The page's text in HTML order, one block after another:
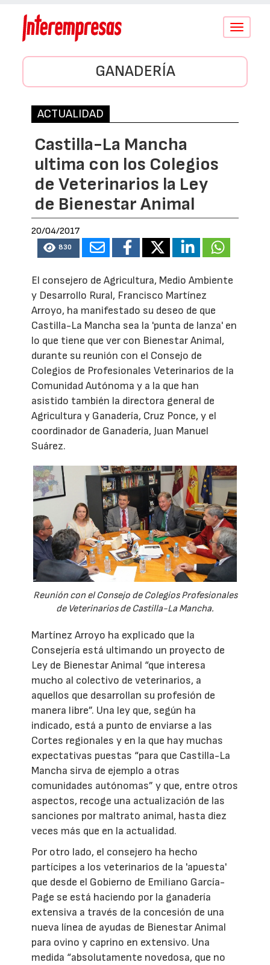
Conmutar
GANADERÍA
ACTUALIDAD
Castilla-La Mancha
ultima con los Colegios
de Veterinarios la Ley
de Bienestar Animal
20/04/2017
830
El consejero de Agricultura, Medio Ambiente
y Desarrollo Rural, Francisco Martínez
Arroyo, ha manifestado su deseo de que
Castilla-La Mancha sea la 'punta de lanza' en
lo que tiene que ver con Bienestar Animal,
durante su reunión con el Consejo de
Colegios de Profesionales Veterinarios de la
Comunidad Autónoma y a la que han
asistido también la directora general de
Agricultura y Ganadería, Cruz Ponce, y el
coordinador de Ganadería, Juan Manuel
Suárez.
Reunión con el Consejo de Colegios Profesionales
de Veterinarios de Castilla-La Mancha.
Martínez Arroyo ha explicado que la
Consejería está ultimando un proyecto de
Ley de Bienestar Animal “que interesa
mucho al colectivo de veterinarios, a
aquellos que desarrollan su profesión de
manera libre”. Una ley que, según ha
indicado, está a punto de enviarse a las
Cortes regionales y en la que hay muchas
expectativas puestas “para que Castilla-La
Mancha sirva de ejemplo a otras
comunidades autónomas” y que, entre otros
aspectos, recoge una actualización de las
sanciones por maltrato animal, hasta diez
veces más que en la actualidad.
Por otro lado, el consejero ha hecho
partícipes a los veterinarios de la 'apuesta'
que desde el Gobierno de Emiliano García-
Page se está haciendo por la ganadería
extensiva a través de la concesión de una
nueva línea de ayudas de Bienestar Animal
para ovino y caprino en extensivo. Una
medida “absolutamente novedosa, que no